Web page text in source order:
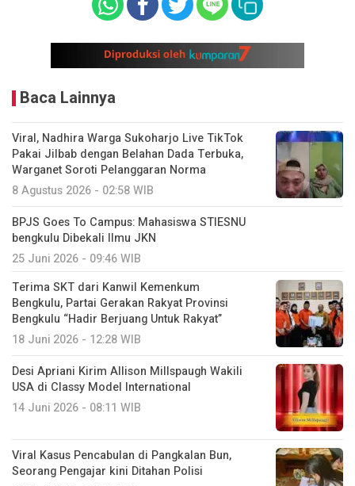
Baca Lainnya
Viral, Nadhira Warga Sukoharjo Live TikTok
Pakai Jilbab dengan Belahan Dada Terbuka,
Warganet Soroti Pelanggaran Norma
8 Agustus 2026 - 02:58 WIB
BPJS Goes To Campus: Mahasiswa STIESNU
bengkulu Dibekali Ilmu JKN
25 Juni 2026 - 09:46 WIB
Terima SKT dari Kanwil Kemenkum
Bengkulu, Partai Gerakan Rakyat Provinsi
Bengkulu “Hadir Berjuang Untuk Rakyat”
18 Juni 2026 - 12:28 WIB
Desi Apriani Kirim Allison Millspaugh Wakili
USA di Classy Model International
14 Juni 2026 - 08:11 WIB
Viral Kasus Pencabulan di Pangkalan Bun,
Seorang Pengajar kini Ditahan Polisi